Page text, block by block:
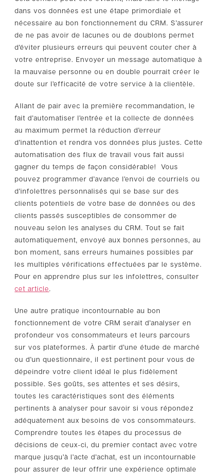
dans vos données est une étape primordiale et
nécessaire au bon fonctionnement du CRM. S’assurer
de ne pas avoir de lacunes ou de doublons permet
d’éviter plusieurs erreurs qui peuvent couter cher à
votre entreprise. Envoyer un message automatique à
la mauvaise personne ou en double pourrait créer le
doute sur l’efficacité de votre service à la clientèle.
Allant de pair avec la première recommandation, le
fait d’automatiser l’entrée et la collecte de données
au maximum permet la réduction d’erreur
d’inattention et rendra vos données plus justes. Cette
automatisation des flux de travail vous fait aussi
gagner du temps de façon considérable! Vous
pouvez programmer d’avance l’envoi de courriels ou
d’infolettres personnalisés qui se base sur des
clients potentiels de votre base de données ou des
clients passés susceptibles de consommer de
nouveau selon les analyses du CRM. Tout se fait
automatiquement, envoyé aux bonnes personnes, au
bon moment, sans erreurs humaines possibles par
les multiples vérifications effectuées par le système.
Pour en apprendre plus sur les infolettres, consulter
cet article.
Une autre pratique incontournable au bon
fonctionnement de votre CRM serait d’analyser en
profondeur vos consommateurs et leurs parcours
sur vos plateformes. À partir d’une étude de marché
ou d’un questionnaire, il est pertinent pour vous de
dépeindre votre client idéal le plus fidèlement
possible. Ses goûts, ses attentes et ses désirs,
toutes les caractéristiques sont des éléments
pertinents à analyser pour savoir si vous répondez
adéquatement aux besoins de vos consommateurs.
Comprendre toutes les étapes du processus de
décisions de ceux-ci, du premier contact avec votre
marque jusqu’à l’acte d’achat, est un incontournable
pour assurer de leur offrir une expérience optimale